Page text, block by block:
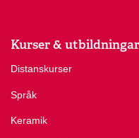
Kurser & utbildningar
Distanskurser
Språk
Keramik